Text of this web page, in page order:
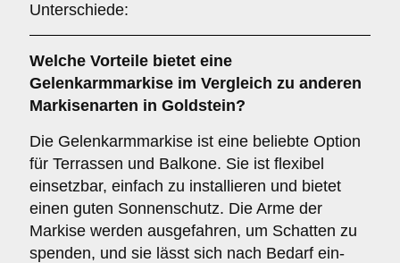
Unterschiede:
Welche Vorteile bietet eine
Gelenkarmmarkise im Vergleich zu anderen
Markisenarten in Goldstein?
Die Gelenkarmmarkise ist eine beliebte Option
für Terrassen und Balkone. Sie ist flexibel
einsetzbar, einfach zu installieren und bietet
einen guten Sonnenschutz. Die Arme der
Markise werden ausgefahren, um Schatten zu
spenden, und sie lässt sich nach Bedarf ein-